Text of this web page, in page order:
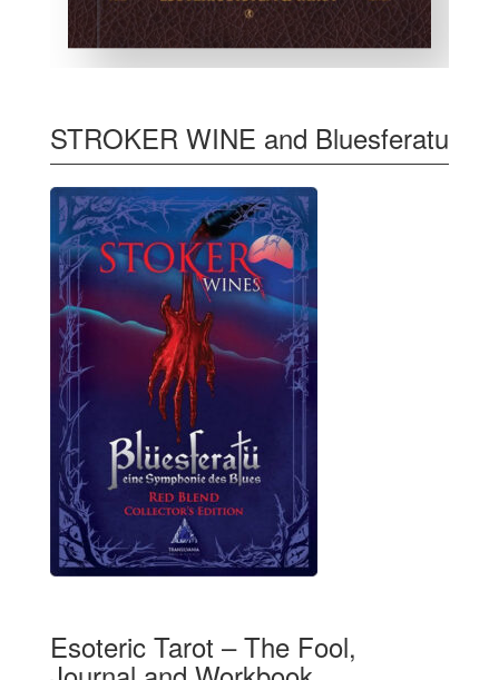
STROKER WINE and Bluesferatu
Esoteric Tarot – The Fool,